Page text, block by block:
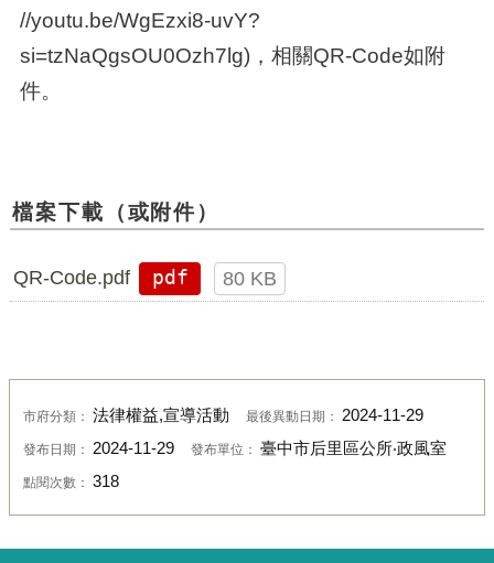
//youtu.be/WgEzxi8-uvY?
si=tzNaQgsOU0Ozh7lg)，相關QR-Code如附
件。
檔案下載（或附件）
QR-Code.pdf pdf 80 KB
市府分類： 法律權益,宣導活動 最後異動日期： 2024-11-29
發布日期： 2024-11-29 發布單位： 臺中市后里區公所‧政風室
點閱次數： 318